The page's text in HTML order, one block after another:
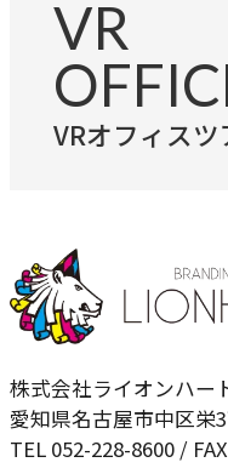
VR
VRオフィス
株式会社ライオンハー
愛知県名古屋市中区栄
TEL 052-228-8600 /